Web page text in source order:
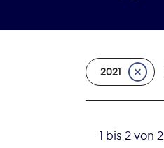
2021
1 bis 2 von 2